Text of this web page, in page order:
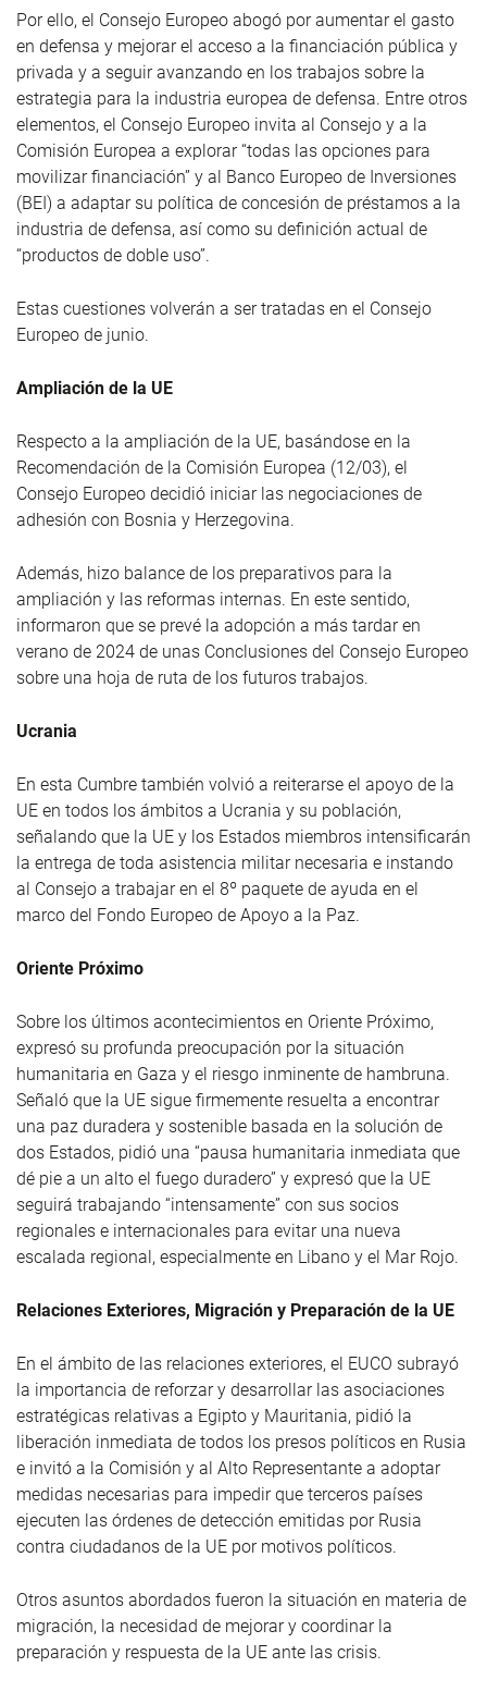
Por ello, el Consejo Europeo abogó por aumentar el gasto
en defensa y mejorar el acceso a la financiación pública y
privada y a seguir avanzando en los trabajos sobre la
estrategia para la industria europea de defensa. Entre otros
elementos, el Consejo Europeo invita al Consejo y a la
Comisión Europea a explorar “todas las opciones para
movilizar financiación” y al Banco Europeo de Inversiones
(BEI) a adaptar su política de concesión de préstamos a la
industria de defensa, así como su definición actual de
“productos de doble uso”.
Estas cuestiones volverán a ser tratadas en el Consejo
Europeo de junio.
Ampliación de la UE
Respecto a la ampliación de la UE, basándose en la
Recomendación de la Comisión Europea (12/03), el
Consejo Europeo decidió iniciar las negociaciones de
adhesión con Bosnia y Herzegovina.
Además, hizo balance de los preparativos para la
ampliación y las reformas internas. En este sentido,
informaron que se prevé la adopción a más tardar en
verano de 2024 de unas Conclusiones del Consejo Europeo
sobre una hoja de ruta de los futuros trabajos.
Ucrania
En esta Cumbre también volvió a reiterarse el apoyo de la
UE en todos los ámbitos a Ucrania y su población,
señalando que la UE y los Estados miembros intensificarán
la entrega de toda asistencia militar necesaria e instando
al Consejo a trabajar en el 8º paquete de ayuda en el
marco del Fondo Europeo de Apoyo a la Paz.
Oriente Próximo
Sobre los últimos acontecimientos en Oriente Próximo,
expresó su profunda preocupación por la situación
humanitaria en Gaza y el riesgo inminente de hambruna.
Señaló que la UE sigue firmemente resuelta a encontrar
una paz duradera y sostenible basada en la solución de
dos Estados, pidió una “pausa humanitaria inmediata que
dé pie a un alto el fuego duradero” y expresó que la UE
seguirá trabajando “intensamente” con sus socios
regionales e internacionales para evitar una nueva
escalada regional, especialmente en Libano y el Mar Rojo.
Relaciones Exteriores, Migración y Preparación de la UE
En el ámbito de las relaciones exteriores, el EUCO subrayó
la importancia de reforzar y desarrollar las asociaciones
estratégicas relativas a Egipto y Mauritania, pidió la
liberación inmediata de todos los presos políticos en Rusia
e invitó a la Comisión y al Alto Representante a adoptar
medidas necesarias para impedir que terceros países
ejecuten las órdenes de detección emitidas por Rusia
contra ciudadanos de la UE por motivos políticos.
Otros asuntos abordados fueron la situación en materia de
migración, la necesidad de mejorar y coordinar la
preparación y respuesta de la UE ante las crisis.